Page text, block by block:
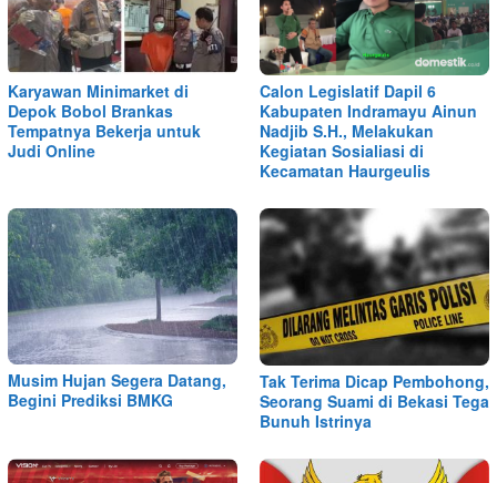
Karyawan Minimarket di
Depok Bobol Brankas
Tempatnya Bekerja untuk
Judi Online
Calon Legislatif Dapil 6
Kabupaten Indramayu Ainun
Nadjib S.H., Melakukan
Kegiatan Sosialiasi di
Kecamatan Haurgeulis
Musim Hujan Segera Datang,
Begini Prediksi BMKG
Tak Terima Dicap Pembohong,
Seorang Suami di Bekasi Tega
Bunuh Istrinya